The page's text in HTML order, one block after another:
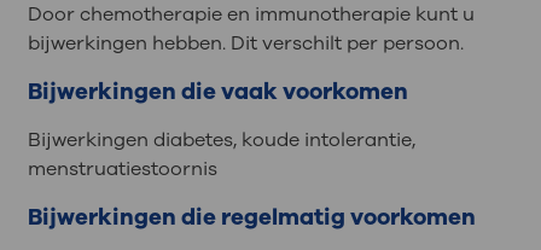
Door chemotherapie en immunotherapie kunt u
bijwerkingen hebben. Dit verschilt per persoon.
Bijwerkingen die vaak voorkomen
Bijwerkingen diabetes, koude intolerantie,
menstruatiestoornis
Bijwerkingen die regelmatig voorkomen